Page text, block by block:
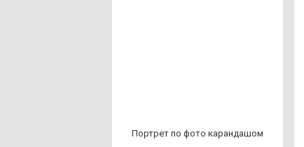
Пор­трет по фо­то ка­ран­да­шом